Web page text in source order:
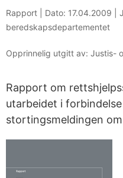
Rapport | Dato: 17.04.2009
beredskapsdepartementet
Opprinnelig utgitt av: Justis-
Rapport om
utarbeidet i
stortingsmeldingen